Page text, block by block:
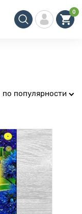
0
по популярности